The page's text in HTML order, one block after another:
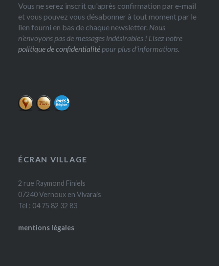
Vous ne serez inscrit qu'après confirmation par e-mail
et vous pouvez vous désabonner à tout moment par le
lien fourni en bas de chaque newsletter. Nous
n’envoyons pas de messages indésirables ! Lisez notre
politique de confidentialité pour plus d’informations.
ÉCRAN VILLAGE
2 rue Raymond Finiels
07240 Vernoux en Vivarais
Tel : 04 75 82 32 83
mentions légales